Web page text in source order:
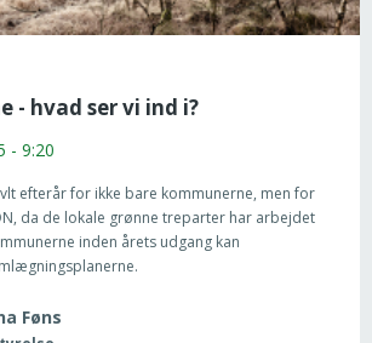
- hvad ser vi ind i?
- 9:20
efterår for ikke bare kommunerne, men for
da de lokale grønne treparter har arbejdet
inden årets udgang kan
Føns